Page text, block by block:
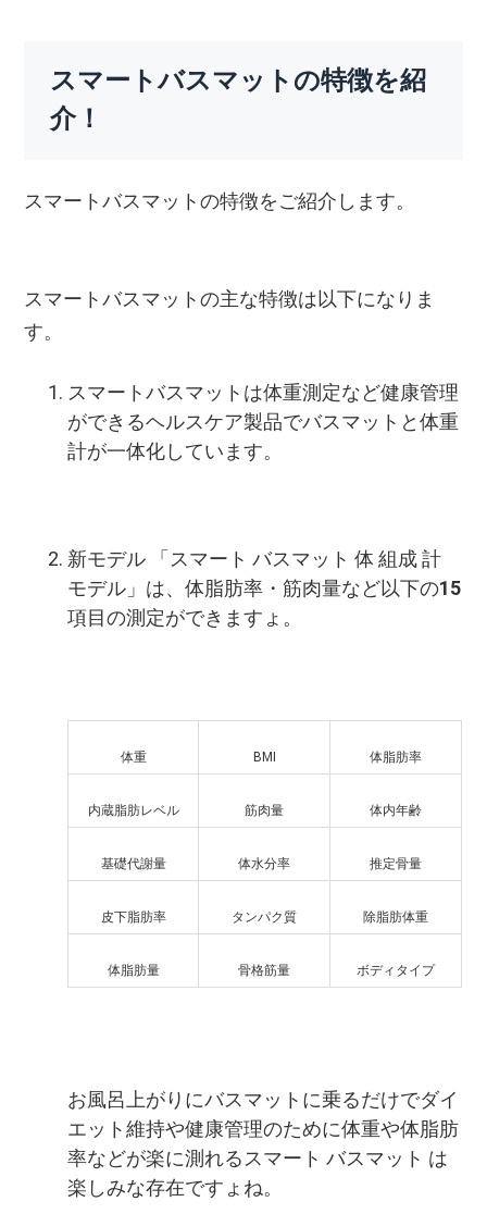
スマートバスマットの特徴を紹
介！
スマートバスマットの特徴をご紹介します。
スマートバスマットの主な特徴は以下になりま
す。
スマートバスマットは体重測定など健康管理
ができるヘルスケア製品でバスマットと体重
計が一体化しています。
新モデル 「スマート バスマット 体 組成 計
モデル」は、体脂肪率・筋肉量など以下の15
項目の測定ができますょ。
体重 BMI 体脂肪率
内蔵脂肪レベル 筋肉量 体内年齢
基礎代謝量 体水分率 推定骨量
皮下脂肪率 タンパク質 除脂肪体重
体脂肪量 骨格筋量 ボディタイプ
お風呂上がりにバスマットに乗るだけでダイ
エット維持や健康管理のために体重や体脂肪
率などが楽に測れるスマート バスマット は
楽しみな存在ですょね。